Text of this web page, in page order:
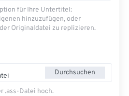
für Ihre Untertitel:
hinzuzufügen, oder
Originaldatei zu replizieren.
Durchsuchen
.ass-Datei hoch.